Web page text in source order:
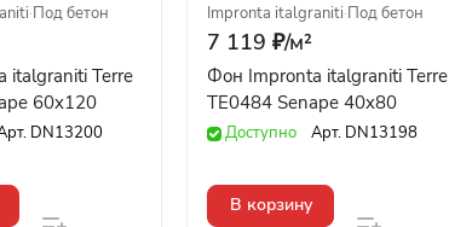
·Под бетон
italgraniti Terre
60x120
DN13200
Impronta italgraniti·Под бетон
7 119 ₽/м²
Фон Impronta italgraniti Terre
TE0484 Senape 40x80
Доступно Арт. DN13198
В корзину